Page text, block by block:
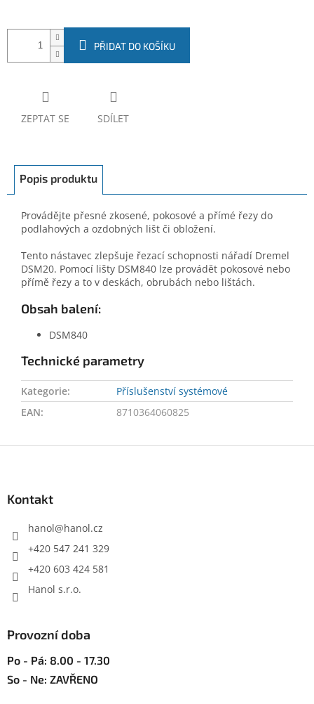
PŘIDAT DO KOŠÍKU
ZEPTAT SE SDÍLET
Popis produktu
Provádějte přesné zkosené, pokosové a přímé řezy do
podlahových a ozdobných lišt či obložení.
Tento nástavec zlepšuje řezací schopnosti nářadí Dremel
DSM20. Pomocí lišty DSM840 lze provádět pokosové nebo
přímě řezy a to v deskách, obrubách nebo lištách.
Obsah balení:
DSM840
Technické parametry
Kategorie:
Příslušenství systémové
EAN: 8710364060825
Kontakt
hanol@hanol.cz
+420 547 241 329
+420 603 424 581
Hanol s.r.o.
Provozní doba
Po - Pá: 8.00 - 17.30
So - Ne: ZAVŘENO